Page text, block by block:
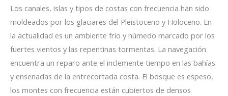
Los canales, islas y tipos de costas con frecuencia han sido
moldeados por los glaciares del Pleistoceno y Holoceno. En
la actualidad es un ambiente frío y húmedo marcado por los
fuertes vientos y las repentinas tormentas. La navegación
encuentra un reparo ante el inclemente tiempo en las bahías
y ensenadas de la entrecortada costa. El bosque es espeso,
los montes con frecuencia están cubiertos de densos